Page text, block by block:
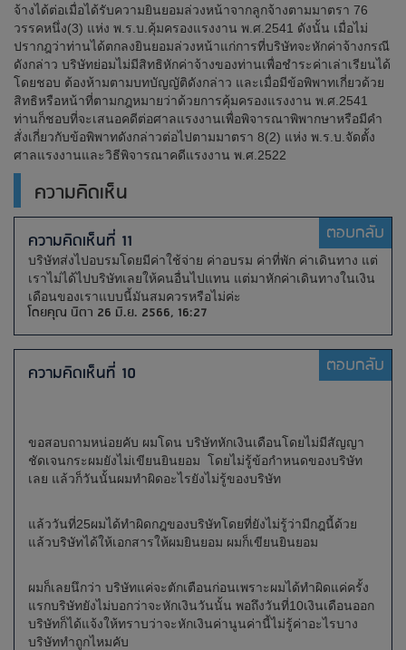
จ้างได้ต่อเมื่อได้รับความยินยอมล่วงหน้าจากลูกจ้างตามมาตรา 76
วรรคหนึ่ง(3) แห่ง พ.ร.บ.คุ้มครองแรงงาน พ.ศ.2541 ดังนั้น เมื่อไม่
ปรากฎว่าท่านได้ตกลงยินยอมล่วงหน้าแก่การที่บริษัทจะหักค่าจ้างกรณี
ดังกล่าว บริษัทย่อมไม่มีสิทธิหักค่าจ้างของท่านเพื่อชำระค่าเล่าเรียนได้
โดยชอบ ต้องห้ามตามบทบัญญัติดังกล่าว และเมื่อมีข้อพิพาทเกี่ยวด้วย
สิทธิหรือหน้าที่ตามกฎหมายว่าด้วยการคุ้มครองแรงงาน พ.ศ.2541
ท่านก็ชอบที่จะเสนอคดีต่อศาลแรงงานเพื่อพิจารณาพิพากษาหรือมีคำ
สั่งเกี่ยวกับข้อพิพาทดังกล่าวต่อไปตามมาตรา 8(2) แห่ง พ.ร.บ.จัดตั้ง
ศาลแรงงานและวิธีพิจารณาคดีแรงงาน พ.ศ.2522
ความคิดเห็น
ความคิดเห็นที่ 11 ตอบกลับ
บริษัทส่งไปอบรมโดยมีค่าใช้จ่าย ค่าอบรม ค่าที่พัก ค่าเดินทาง แต่
เราไม่ได้ไปบริษัทเลยให้คนอื่นไปแทน แต่มาหักค่าเดินทางในเงิน
เดือนของเราแบบนี้มันสมควรหรือไม่ค่ะ
โดยคุณ นิตา 26 มิ.ย. 2566, 16:27
ความคิดเห็นที่ 10 ตอบกลับ
ขอสอบถามหน่อยคับ ผมโดน บริษัทหักเงินเดือนโดยไม่มีสัญญา
ชัดเจนกระผมยังไม่เขียนยินยอม โดยไม่รู้ข้อกำหนดของบริษัท
เลย แล้วก็วันนั้นผมทำผิดอะไรยังไม่รู้ของบริษัท
แล้ววันที่25ผมได้ทำผิดกฎของบริษัทโดยที่ยังไม่รู้ว่ามีกฎนี้ด้วย
แล้วบริษัทได้ให้เอกสารให้ผมยินยอม ผมก็เขียนยินยอม
ผมก็เลยนึกว่า บริษัทแค่จะตักเตือนก่อนเพราะผมได้ทำผิดแค่ครั้ง
แรกบริษัทยังไม่บอกว่าจะหักเงินวันนั้น พอถึงวันที่10เงินเดือนออก
บริษัทก็ได้แจ้งให้ทราบว่าจะหักเงินค่านูนค่านี้ไม่รู้ค่าอะไรบาง
บริษัททำถูกไหมคับ